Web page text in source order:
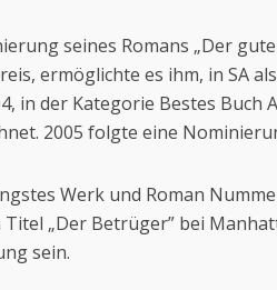
seines Romans „Der
ermöglichte es ihm, in SA
in der Kategorie Bestes
2005 folgte eine
Werk und Roman
„Der Betrüger” bei
sein.